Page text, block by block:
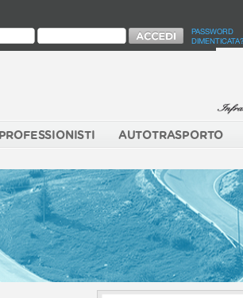
PASSWORD
DIMENTICATA?
PROFESSIONISTI AUTOTRASPORTO